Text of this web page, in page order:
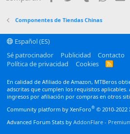
Trebuchet MS
Verdana
Componentes de Tiendas Chinas
Español (ES)
Sé patrocinador
Publicidad Contacto
Política de privacidad
Cookies
R
En calidad de Afiliado de Amazon, MTBeros
adscritas que cumplen los requisitos
ingresos por afiliación por compras en otros
Community platform by XenForo® © 2010-2022
Advanced Forum Stats by AddonFlare -